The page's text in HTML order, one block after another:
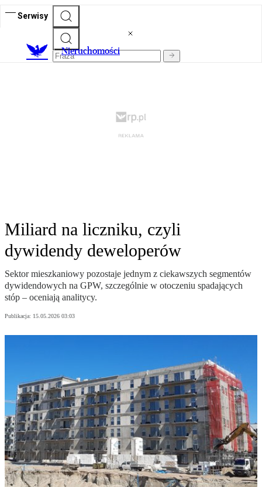
Serwisy
Nieruchomości
Miliard na liczniku, czyli
dywidendy deweloperów
Sektor mieszkaniowy pozostaje jednym z ciekawszych segmentów
dywidendowych na GPW, szczególnie w otoczeniu spadających
stóp – oceniają analitycy.
Publikacja: 15.05.2026 03:03